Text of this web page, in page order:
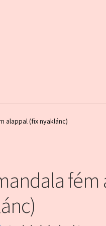
Kosár My account
alappal (fix nyaklánc)
fém